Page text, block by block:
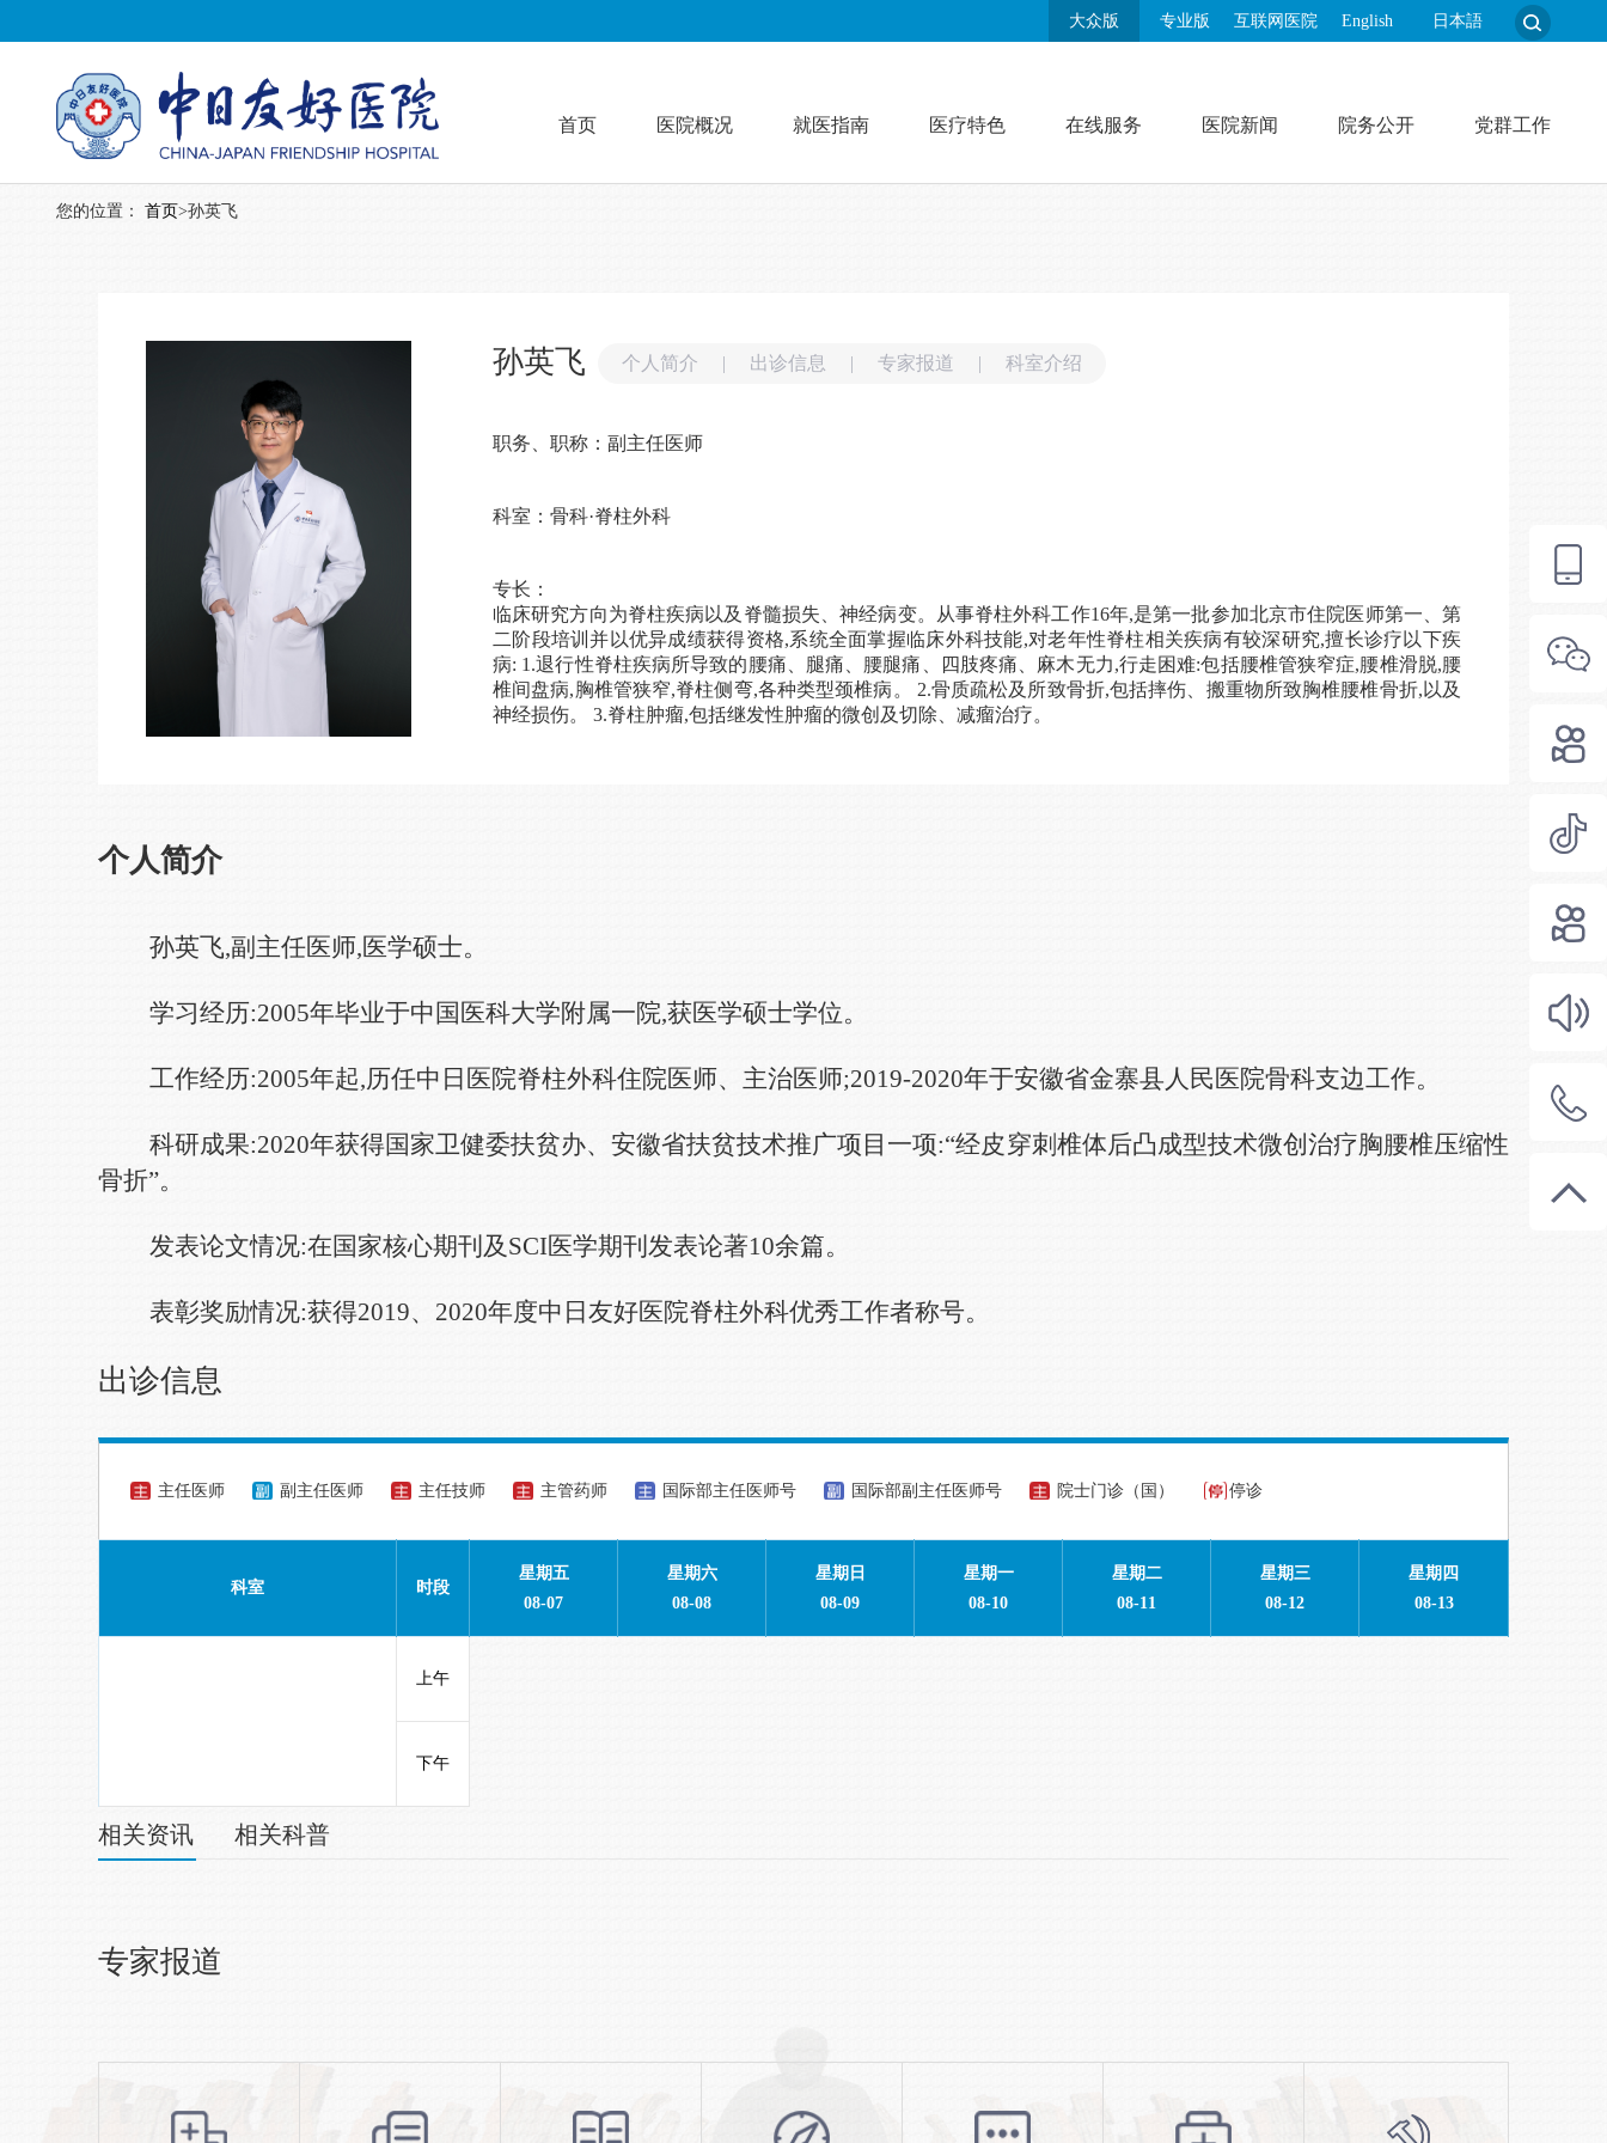
大众版 专业版 互联网医院 English 日本語
首页 医院概况 就医指南 医疗特色 在线服务 医院新闻 院务公开 党群工作
您的位置： 首页>孙英飞
孙英飞 个人简介 | 出诊信息 | 专家报道 | 科室介绍
职务、职称：副主任医师
科室：骨科·脊柱外科
专长：
临床研究方向为脊柱疾病以及脊髓损失、神经病变。从事脊柱外科工作16年,是第一批参加北京市住院医师第一、第
二阶段培训并以优异成绩获得资格,系统全面掌握临床外科技能,对老年性脊柱相关疾病有较深研究,擅长诊疗以下疾
病: 1.退行性脊柱疾病所导致的腰痛、腿痛、腰腿痛、四肢疼痛、麻木无力,行走困难:包括腰椎管狭窄症,腰椎滑脱,腰
椎间盘病,胸椎管狭窄,脊柱侧弯,各种类型颈椎病。 2.骨质疏松及所致骨折,包括摔伤、搬重物所致胸椎腰椎骨折,以及
神经损伤。 3.脊柱肿瘤,包括继发性肿瘤的微创及切除、减瘤治疗。
个人简介
孙英飞,副主任医师,医学硕士。
学习经历:2005年毕业于中国医科大学附属一院,获医学硕士学位。
工作经历:2005年起,历任中日医院脊柱外科住院医师、主治医师;2019-2020年于安徽省金寨县人民医院骨科支边工作。
科研成果:2020年获得国家卫健委扶贫办、安徽省扶贫技术推广项目一项:“经皮穿刺椎体后凸成型技术微创治疗胸腰椎压缩性
骨折”。
发表论文情况:在国家核心期刊及SCI医学期刊发表论著10余篇。
表彰奖励情况:获得2019、2020年度中日友好医院脊柱外科优秀工作者称号。
出诊信息
主任医师 副主任医师 主任技师 主管药师 国际部主任医师号 国际部副主任医师号 院士门诊（国） 停诊
科室 时段
星期五
08-07
星期六
08-08
星期日
08-09
星期一
08-10
星期二
08-11
星期三
08-12
星期四
08-13
上午
下午
相关资讯 相关科普
专家报道